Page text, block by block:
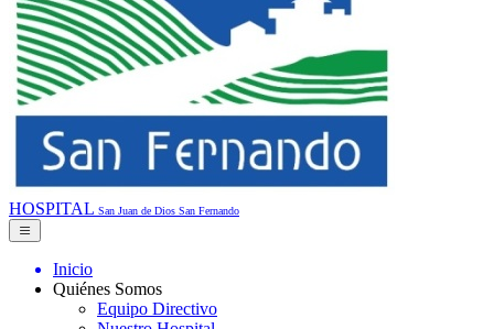
HOSPITAL San Juan de Dios San Fernando
Inicio
Quiénes Somos
Equipo Directivo